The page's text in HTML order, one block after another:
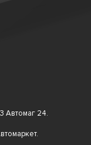
Автомаг 24.